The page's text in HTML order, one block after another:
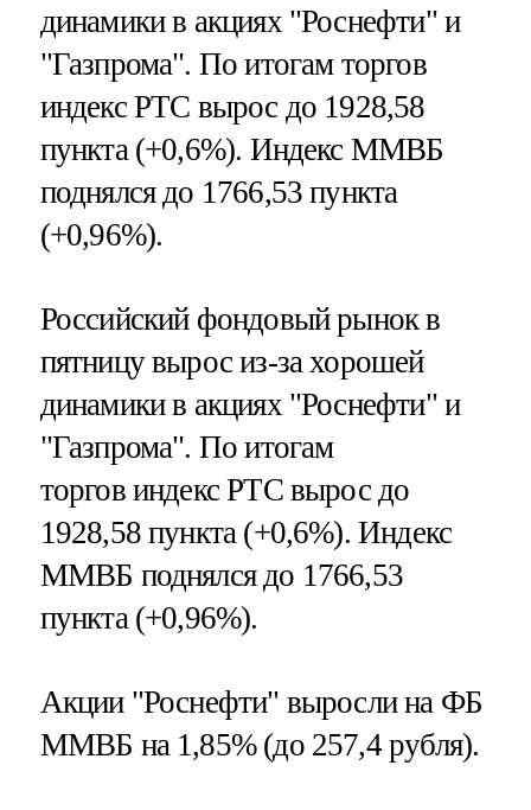
динамики в акциях "Роснефти" и
"Газпрома". По итогам торгов
индекс РТС вырос до 1928,58
пункта (+0,6%). Индекс ММВБ
поднялся до 1766,53 пункта
(+0,96%).
Российский фондовый рынок в
пятницу вырос из-за хорошей
динамики в акциях "Роснефти" и
"Газпрома". По итогам
торгов индекс РТС вырос до
1928,58 пункта (+0,6%). Индекс
ММВБ поднялся до 1766,53
пункта (+0,96%).
Акции "Роснефти" выросли на ФБ
ММВБ на 1,85% (до 257,4 рубля).